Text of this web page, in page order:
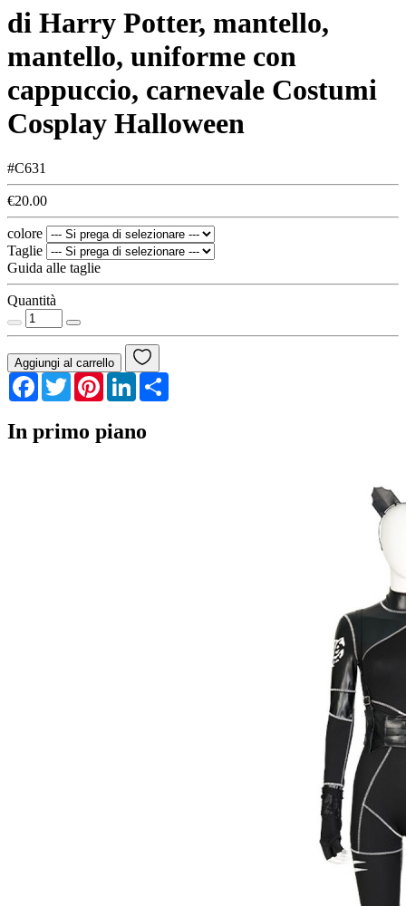
di Harry Potter, mantello,
mantello, uniforme con
cappuccio, carnevale Costumi
Cosplay Halloween
#C631
€20.00
colore
Taglie
Guida alle taglie
Quantità
Aggiungi al carrello
Facebook
TwitterPinterestLinkedIn
In primo piano